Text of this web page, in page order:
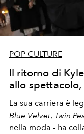
POP CULTURE
Il ritorno di
allo
La sua carriera è
Blue Velvet, Twin
nella moda - ha